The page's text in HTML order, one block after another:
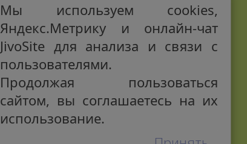
Мы используем cookies,
Яндекс.Метрику и онлайн-чат
JivoSite для анализа и связи с
пользователями.
Продолжая пользоваться
сайтом, вы соглашаетесь на их
использование.